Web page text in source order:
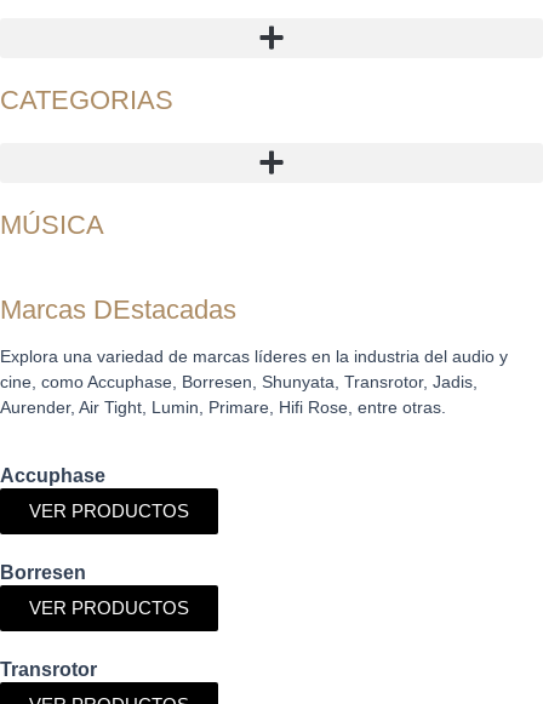
CATEGORIAS
MÚSICA
Marcas DEstacadas
Explora una variedad de marcas líderes en la industria del audio y
cine, como Accuphase, Borresen, Shunyata, Transrotor, Jadis,
Aurender, Air Tight, Lumin, Primare, Hifi Rose, entre otras.
Accuphase
VER PRODUCTOS
Borresen
VER PRODUCTOS
Transrotor